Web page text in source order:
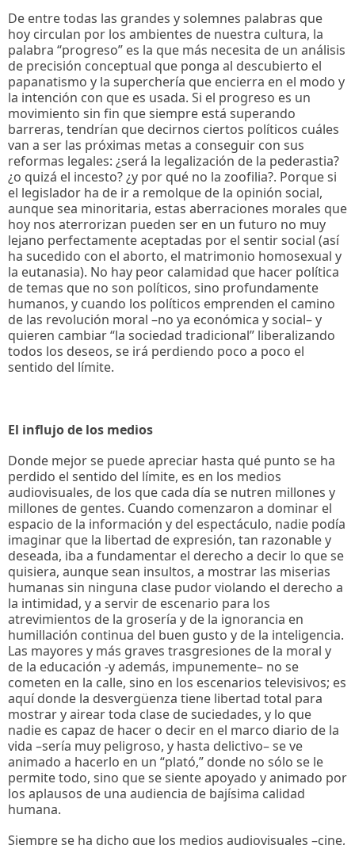
De entre todas las grandes y solemnes palabras que
hoy circulan por los ambientes de nuestra cultura, la
palabra “progreso” es la que más necesita de un análisis
de precisión conceptual que ponga al descubierto el
papanatismo y la superchería que encierra en el modo y
la intención con que es usada. Si el progreso es un
movimiento sin fin que siempre está superando
barreras, tendrían que decirnos ciertos políticos cuáles
van a ser las próximas metas a conseguir con sus
reformas legales: ¿será la legalización de la pederastia?
¿o quizá el incesto? ¿y por qué no la zoofilia?. Porque si
el legislador ha de ir a remolque de la opinión social,
aunque sea minoritaria, estas aberraciones morales que
hoy nos aterrorizan pueden ser en un futuro no muy
lejano perfectamente aceptadas por el sentir social (así
ha sucedido con el aborto, el matrimonio homosexual y
la eutanasia). No hay peor calamidad que hacer política
de temas que no son políticos, sino profundamente
humanos, y cuando los políticos emprenden el camino
de las revolución moral –no ya económica y social– y
quieren cambiar “la sociedad tradicional” liberalizando
todos los deseos, se irá perdiendo poco a poco el
sentido del límite.
El influjo de los medios
Donde mejor se puede apreciar hasta qué punto se ha
perdido el sentido del límite, es en los medios
audiovisuales, de los que cada día se nutren millones y
millones de gentes. Cuando comenzaron a dominar el
espacio de la información y del espectáculo, nadie podía
imaginar que la libertad de expresión, tan razonable y
deseada, iba a fundamentar el derecho a decir lo que se
quisiera, aunque sean insultos, a mostrar las miserias
humanas sin ninguna clase pudor violando el derecho a
la intimidad, y a servir de escenario para los
atrevimientos de la grosería y de la ignorancia en
humillación continua del buen gusto y de la inteligencia.
Las mayores y más graves trasgresiones de la moral y
de la educación -y además, impunemente– no se
cometen en la calle, sino en los escenarios televisivos; es
aquí donde la desvergüenza tiene libertad total para
mostrar y airear toda clase de suciedades, y lo que
nadie es capaz de hacer o decir en el marco diario de la
vida –sería muy peligroso, y hasta delictivo– se ve
animado a hacerlo en un “plató,” donde no sólo se le
permite todo, sino que se siente apoyado y animado por
los aplausos de una audiencia de bajísima calidad
humana.
Siempre se ha dicho que los medios audiovisuales –cine,